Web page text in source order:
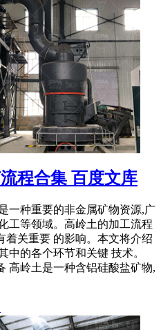
程合集 百度文库
一种重要的非金属矿物资源,广
工等领域。高岭土的加工流程
着关重要 的影响。本文将介绍
中的各个环节和关键 技术。
高岭土是一种含铝硅酸盐矿物,